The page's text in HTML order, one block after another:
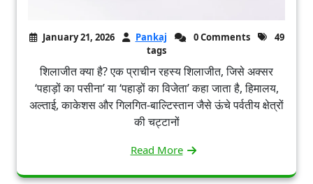
January 21, 2026 Pankaj 0 Comments
49
tags
शिलाजीत क्या है? एक प्राचीन रहस्य शिलाजीत, जिसे अक्सर
‘पहाड़ों का पसीना’ या ‘पहाड़ों का विजेता’ कहा जाता है, हिमालय,
अल्ताई, काकेशस और गिलगित-बाल्टिस्तान जैसे ऊंचे पर्वतीय क्षेत्रों
की चट्टानों
Read More